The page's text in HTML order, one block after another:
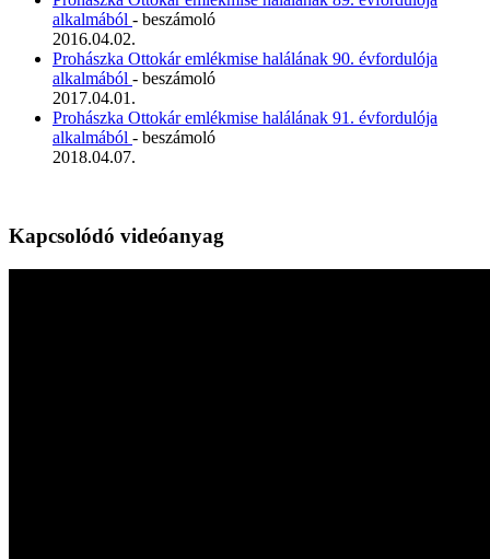
alkalmából - beszámoló
2016.04.02.
Prohászka Ottokár emlékmise halálának 90. évfordulója
alkalmából - beszámoló
2017.04.01.
Prohászka Ottokár emlékmise halálának 91. évfordulója
alkalmából - beszámoló
2018.04.07.
Kapcsolódó videóanyag